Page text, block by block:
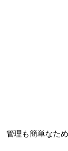
管理も簡単なた